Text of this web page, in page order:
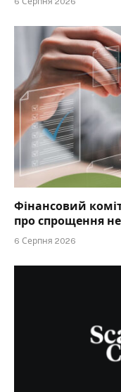
Фінансовий
про спрощення
6 Серпня 2026